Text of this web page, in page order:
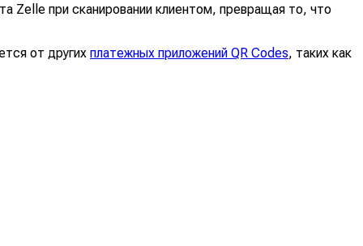
Zelle при сканировании клиентом, превращая то, что
от других платежных приложений QR Codes, таких как